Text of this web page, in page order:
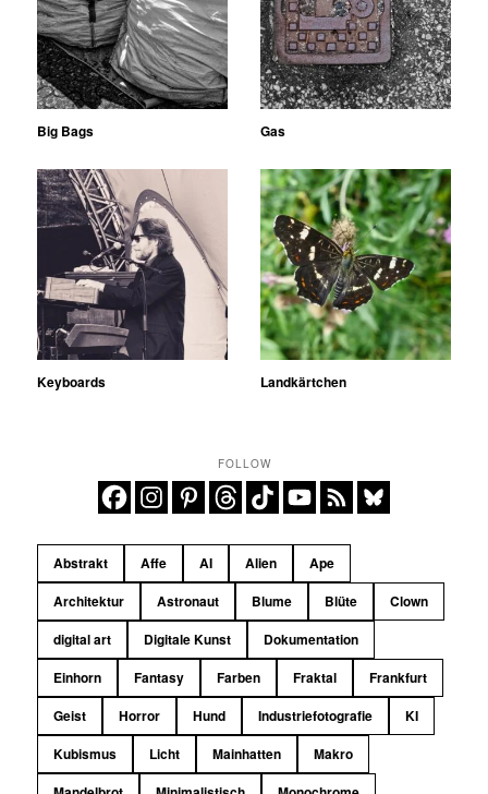
Big Bags Gas
Keyboards Landkärtchen
FOLLOW
Abstrakt Affe AI Alien
Ape
Architektur
Astronaut Blume Blüte
Clown
digital art
Digitale Kunst
Dokumentation
Einhorn
Fantasy Farben Fraktal
Frankfurt
Geist
Horror Hund Industriefotografie
KI
Kubismus
Licht Mainhatten
Makro